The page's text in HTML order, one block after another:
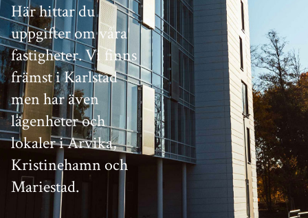
Här hittar du
uppgifter om våra
fastigheter. Vi finns
främst i Karlstad
men har även
lägenheter och
lokaler i Arvika,
Kristinehamn och
Mariestad.